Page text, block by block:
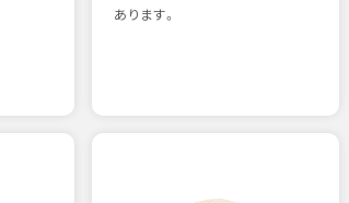
あります。